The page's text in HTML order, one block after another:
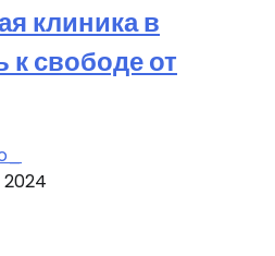
клиника в
свободе от
2024